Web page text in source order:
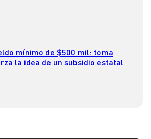
mínimo de $500 mil: toma
la idea de un subsidio estatal